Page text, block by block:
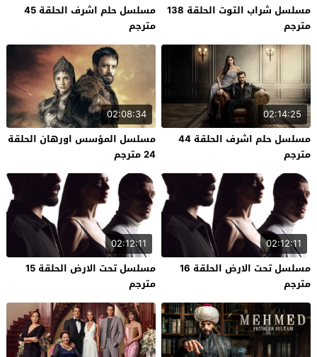
مسلسل شراب التوت الحلقة 138
مترجم
مسلسل حلم اشرف الحلقة 45
مترجم
02:14:25
مسلسل حلم اشرف الحلقة 44
مترجم
02:08:34
مسلسل المؤسس اورهان الحلقة
24 مترجم
02:12:11
مسلسل تحت الارض الحلقة 16
مترجم
02:12:11
مسلسل تحت الارض الحلقة 15
مترجم